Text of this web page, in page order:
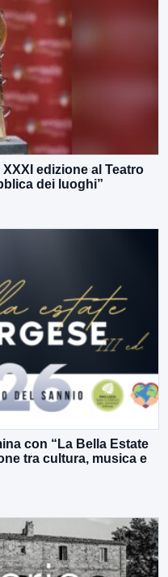
edizione al Teatro
dei luoghi”
con “La Bella Estate
tra cultura, musica e